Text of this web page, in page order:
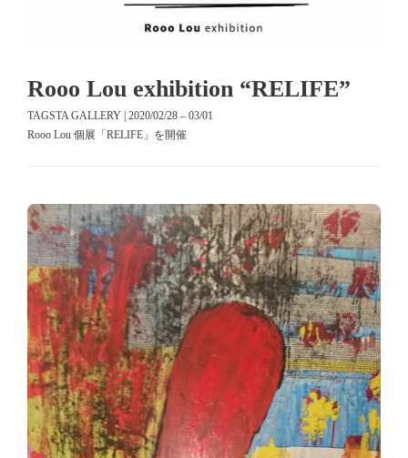
Rooo Lou exhibition “RELIFE”
TAGSTA GALLERY | 2020/02/28 – 03/01
Rooo Lou 個展「RELIFE」を開催